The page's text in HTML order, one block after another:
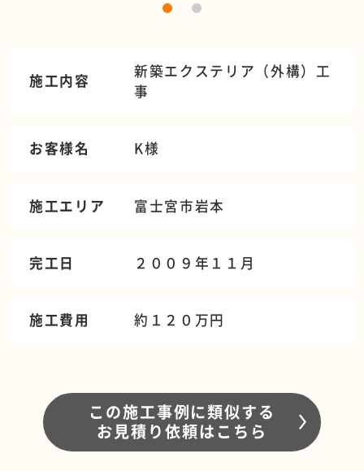
施工内容
新築エクステリア（外構）工
事
お客様名 K様
施工エリア 富士宮市岩本
完工日 ２００９年１１月
施工費用 約１２０万円
この施工事例に類似する
お見積り依頼はこちら